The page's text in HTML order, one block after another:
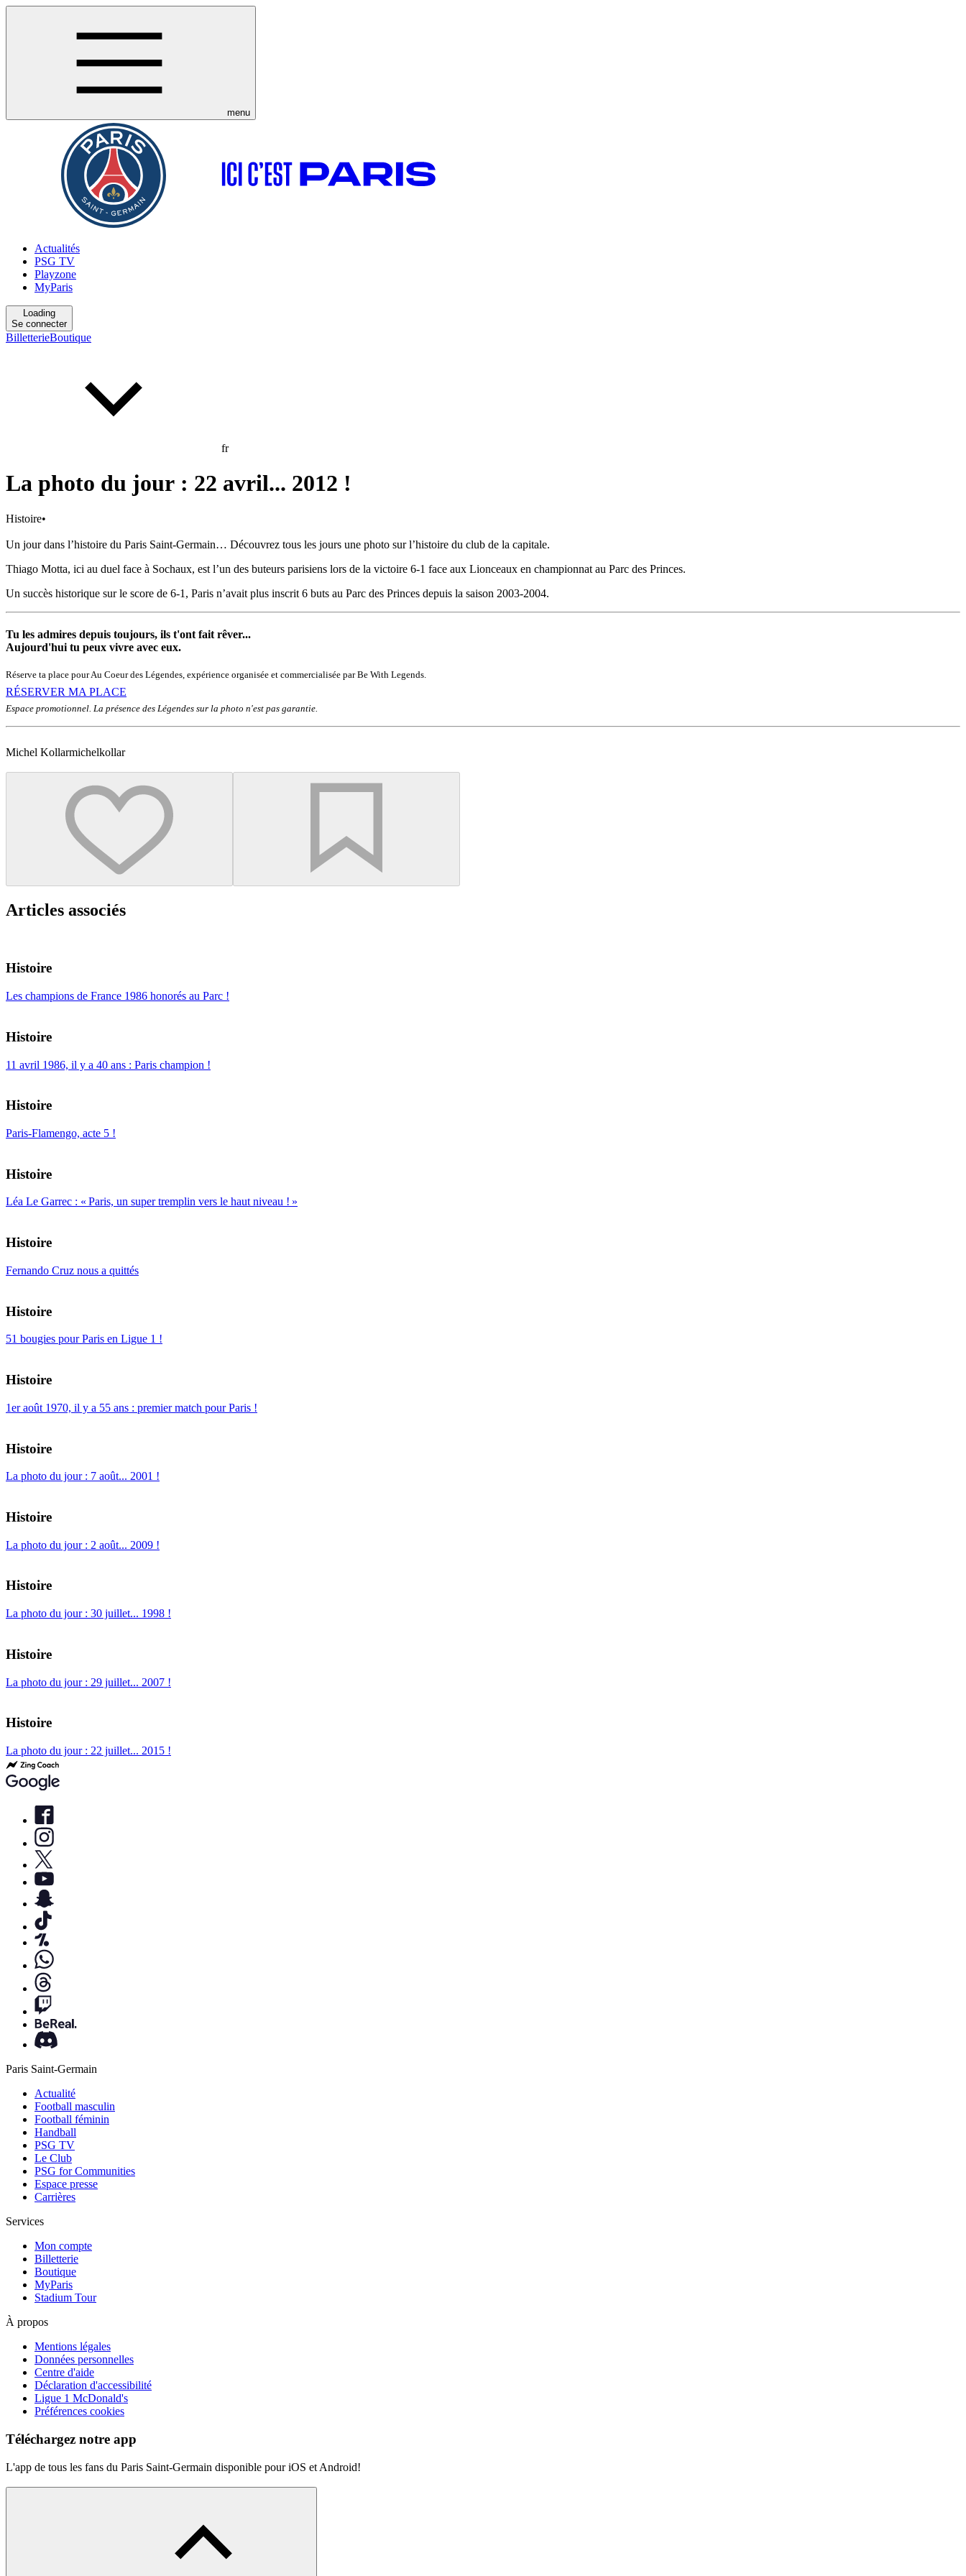
menu
Actualités
PSG TV
Playzone
MyParis
Loading
Se connecter
BilletterieBoutique
fr
La photo du jour : 22 avril... 2012 !
Histoire•
Un jour dans l’histoire du Paris Saint-Germain… Découvrez tous les jours une photo sur l’histoire du club de la capitale.
Thiago Motta, ici au duel face à Sochaux, est l’un des buteurs parisiens lors de la victoire 6-1 face aux Lionceaux en championnat au Parc des Princes.
Un succès historique sur le score de 6-1, Paris n’avait plus inscrit 6 buts au Parc des Princes depuis la saison 2003-2004.
Tu les admires depuis toujours, ils t'ont fait rêver...
Aujourd'hui tu peux vivre avec eux.
Réserve ta place pour Au Coeur des Légendes, expérience organisée et commercialisée par Be With Legends.
RÉSERVER MA PLACE
Espace promotionnel. La présence des Légendes sur la photo n'est pas garantie.
Michel Kollarmichelkollar
Articles associés
Histoire
Les champions de France 1986 honorés au Parc !
Histoire
11 avril 1986, il y a 40 ans : Paris champion !
Histoire
Paris-Flamengo, acte 5 !
Histoire
Léa Le Garrec : « Paris, un super tremplin vers le haut niveau ! »
Histoire
Fernando Cruz nous a quittés
Histoire
51 bougies pour Paris en Ligue 1 !
Histoire
1er août 1970, il y a 55 ans : premier match pour Paris !
Histoire
La photo du jour : 7 août... 2001 !
Histoire
La photo du jour : 2 août... 2009 !
Histoire
La photo du jour : 30 juillet... 1998 !
Histoire
La photo du jour : 29 juillet... 2007 !
Histoire
La photo du jour : 22 juillet... 2015 !
Paris Saint-Germain
Actualité
Football masculin
Football féminin
Handball
PSG TV
Le Club
PSG for Communities
Espace presse
Carrières
Services
Mon compte
Billetterie
Boutique
MyParis
Stadium Tour
À propos
Mentions légales
Données personnelles
Centre d'aide
Déclaration d'accessibilité
Ligue 1 McDonald's
Préférences cookies
Téléchargez notre app
L'app de tous les fans du Paris Saint-Germain disponible pour iOS et Android!